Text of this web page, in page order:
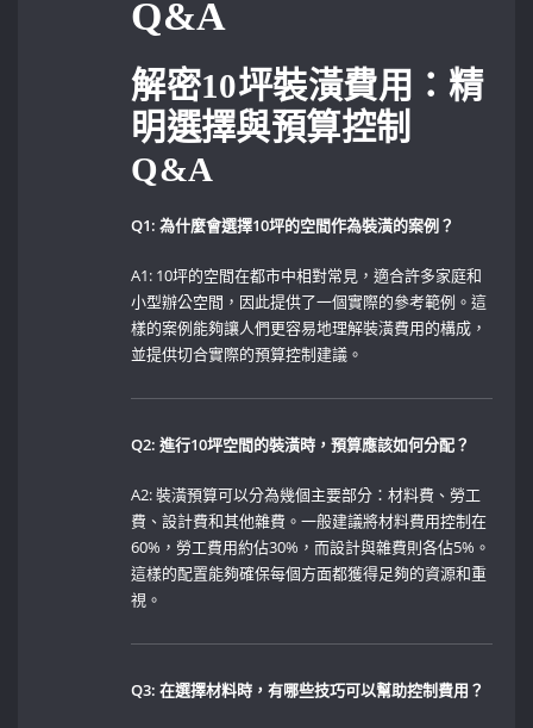
Q&A
解密10坪裝潢費用：精
明選擇與預算控制
Q&A
Q1: 為什麼會選擇10坪的空間作為裝潢的案例？
A1: 10坪的空間在都市中相對常見，適合許多家庭和
小型辦公空間，因此提供了一個實際的參考範例。這
樣的案例能夠讓人們更容易地理解裝潢費用的構成，
並提供切合實際的預算控制建議。
Q2: 進行10坪空間的裝潢時，預算應該如何分配？
A2: 裝潢預算可以分為幾個主要部分：材料費、勞工
費、設計費和其他雜費。一般建議將材料費用控制在
60%，勞工費用約佔30%，而設計與雜費則各佔5%。
這樣的配置能夠確保每個方面都獲得足夠的資源和重
視。
Q3:⁤ 在選擇材料時，有哪些技巧可以幫助控制費用？